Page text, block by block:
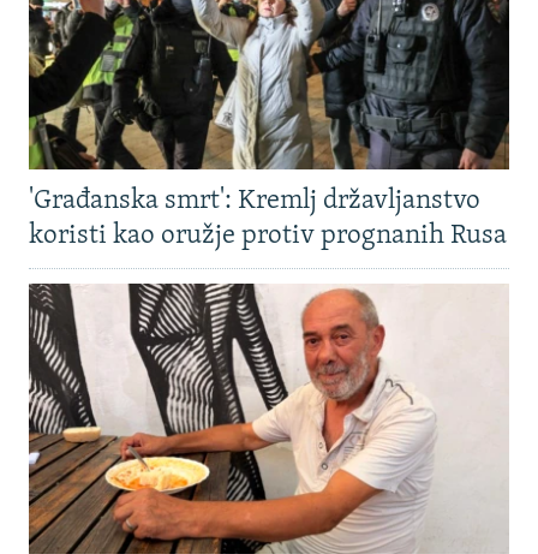
'Građanska smrt': Kremlj državljanstvo
koristi kao oružje protiv prognanih Rusa